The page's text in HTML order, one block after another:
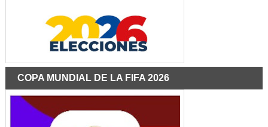
COPA MUNDIAL DE LA FIFA 2026